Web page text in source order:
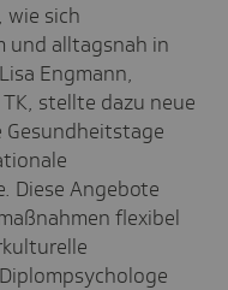
wie sich
und alltagsnah in
Engmann,
stellte dazu neue
Diese Angebote
flexibel